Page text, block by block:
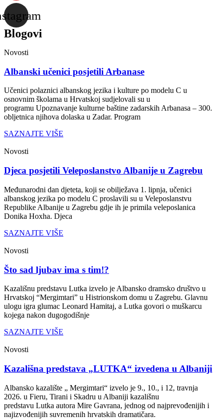
Blogovi
Novosti
Albanski učenici posjetili Arbanase
Učenici polaznici albanskog jezika i kulture po modelu C u
osnovnim školama u Hrvatskoj sudjelovali su u
programu Upoznavanje kulturne baštine zadarskih Arbanasa – 300.
obljetnica njihova dolaska u Zadar. Program
SAZNAJTE VIŠE
Novosti
Djeca posjetili Veleposlanstvo Albanije u Zagrebu
Međunarodni dan djeteta, koji se obilježava 1. lipnja, učenici
albanskog jezika po modelu C proslavili su u Veleposlanstvu
Republike Albanije u Zagrebu gdje ih je primila veleposlanica
Donika Hoxha. Djeca
SAZNAJTE VIŠE
Novosti
Što sad ljubav ima s tim!?
Kazališnu predstavu Lutka izvelo je Albansko dramsko društvo u
Hrvatskoj “Mergimtari” u Histrionskom domu u Zagrebu. Glavnu
ulogu igra glumac Leonard Hamitaj, a Lutka govori o muškarcu
kojega nakon dugogodišnje
SAZNAJTE VIŠE
Novosti
Kazališna predstava „LUTKA“ izvedena u Albaniji
Albansko kazalište „ Mergimtari“ izvelo je 9., 10., i 12, travnja
2026. u Fieru, Tirani i Skadru u Albaniji kazališnu
predstavu Lutka autora Mire Gavrana, jednog od najprevođenijih i
najizvođenijih suvremenih hrvatskih dramatičara.